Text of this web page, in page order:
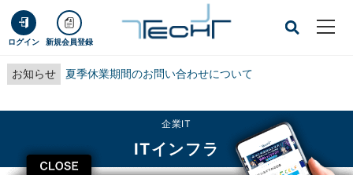
ログイン 新規会員登録
お知らせ 夏季休業期間のお問い合わせについて
CLOSE
企業IT
ITインフラ